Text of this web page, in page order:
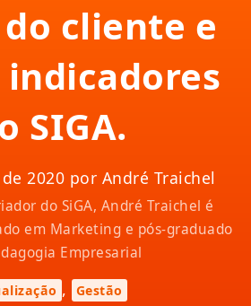
cliente e
SIGA.
2020 por André Traichel
do SiGA, André Traichel é
em Marketing e pós-graduado
Empresarial
, Gestão